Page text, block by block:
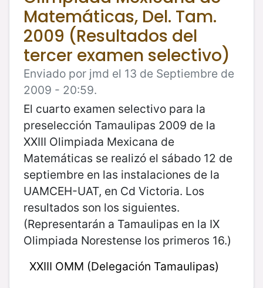
Matemáticas, Del. Tam.
2009 (Resultados del
tercer examen selectivo)
Enviado por jmd el 13 de Septiembre de
2009 - 20:59.
El cuarto examen selectivo para la
preselección Tamaulipas 2009 de la
XXIII Olimpiada Mexicana de
Matemáticas se realizó el sábado 12 de
septiembre en las instalaciones de la
UAMCEH-UAT, en Cd Victoria. Los
resultados son los siguientes.
(Representarán a Tamaulipas en la IX
Olimpiada Norestense los primeros 16.)
XXIII OMM (Delegación Tamaulipas)